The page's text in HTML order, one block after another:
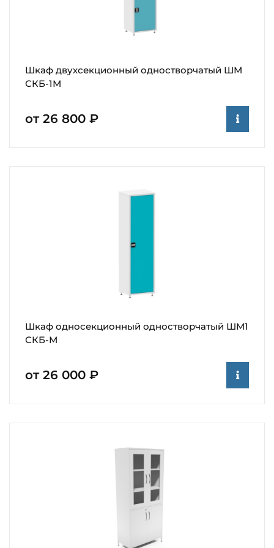
Шкаф двухсекционный одностворчатый ШМ
СКБ-1М
от 26 800 ₽
Шкаф односекционный одностворчатый ШМ1
СКБ-М
от 26 000 ₽